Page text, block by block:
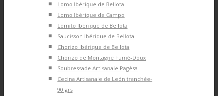
Lomo Ibérique de Bellota
Lomo Ibérique de Campo
Lomito Ibérique de Bellota
Saucisson Ibérique de Bellota
Chorizo Ibérique de Bellota
Chorizo de Montagne Fumé-Doux
Soubressade Artisanale Pagèsa
Cecina Artisanale de León tranchée-
90 grs